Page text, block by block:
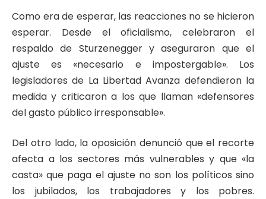
Como era de esperar, las reacciones no se hicieron
esperar. Desde el oficialismo, celebraron el
respaldo de Sturzenegger y aseguraron que el
ajuste es «necesario e impostergable». Los
legisladores de La Libertad Avanza defendieron la
medida y criticaron a los que llaman «defensores
del gasto público irresponsable».
Del otro lado, la oposición denunció que el recorte
afecta a los sectores más vulnerables y que «la
casta» que paga el ajuste no son los políticos sino
los jubilados, los trabajadores y los pobres.